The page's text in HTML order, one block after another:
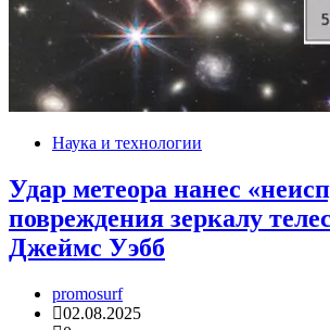
Наука и технологии
Удар метеора нанес
повреждения зеркалу
Джеймс Уэбб
promosurf
02.08.2025